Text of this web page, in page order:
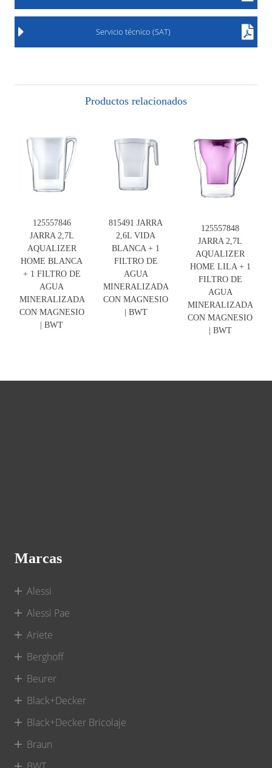
Servicio técnico (SAT)
Productos relacionados
125557846
JARRA 2,7L
AQUALIZER
HOME BLANCA
+ 1 FILTRO DE
AGUA
MINERALIZADA
CON MAGNESIO
| BWT
815491 JARRA
2,6L VIDA
BLANCA + 1
FILTRO DE
AGUA
MINERALIZADA
CON MAGNESIO
| BWT
125557848
JARRA 2,7L
AQUALIZER
HOME LILA + 1
FILTRO DE
AGUA
MINERALIZADA
CON MAGNESIO
| BWT
Marcas
Alessi
Alessi Pae
Ariete
Berghoff
Beurer
Black+Decker
Black+Decker Bricolaje
Braun